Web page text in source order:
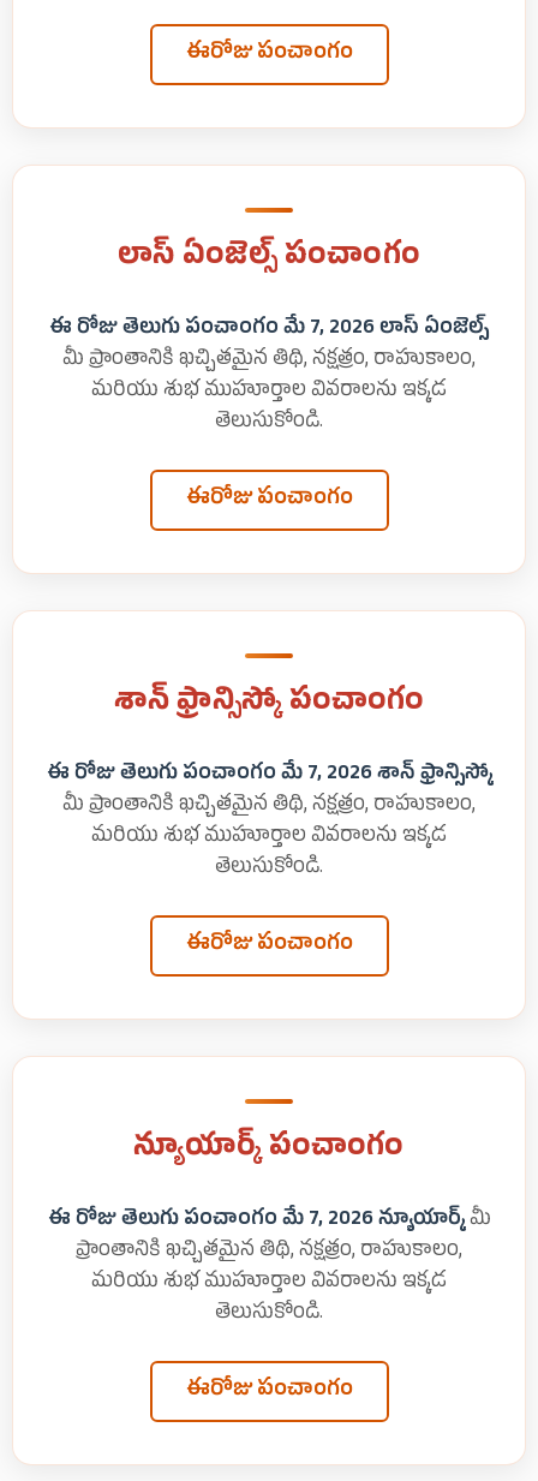
ఈరోజు పంచాంగం
లాస్ ఏంజెల్స్ పంచాంగం
ఈ రోజు తెలుగు పంచాంగం మే 7, 2026 లాస్ ఏంజెల్స్
మీ ప్రాంతానికి ఖచ్చితమైన తిథి, నక్షత్రం, రాహుకాలం,
మరియు శుభ ముహూర్తాల వివరాలను ఇక్కడ
తెలుసుకోండి.
ఈరోజు పంచాంగం
శాన్ ఫ్రాన్సిస్కో పంచాంగం
ఈ రోజు తెలుగు పంచాంగం మే 7, 2026 శాన్ ఫ్రాన్సిస్కో
మీ ప్రాంతానికి ఖచ్చితమైన తిథి, నక్షత్రం, రాహుకాలం,
మరియు శుభ ముహూర్తాల వివరాలను ఇక్కడ
తెలుసుకోండి.
ఈరోజు పంచాంగం
న్యూయార్క్ పంచాంగం
ఈ రోజు తెలుగు పంచాంగం మే 7, 2026 న్యూయార్క్మీ
ప్రాంతానికి ఖచ్చితమైన తిథి, నక్షత్రం, రాహుకాలం,
మరియు శుభ ముహూర్తాల వివరాలను ఇక్కడ
తెలుసుకోండి.
ఈరోజు పంచాంగం